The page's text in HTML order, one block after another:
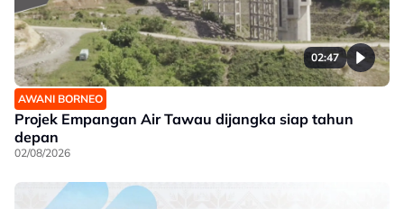
02:47
AWANI BORNEO
Projek Empangan Air Tawau dijangka siap tahun
depan
02/08/2026